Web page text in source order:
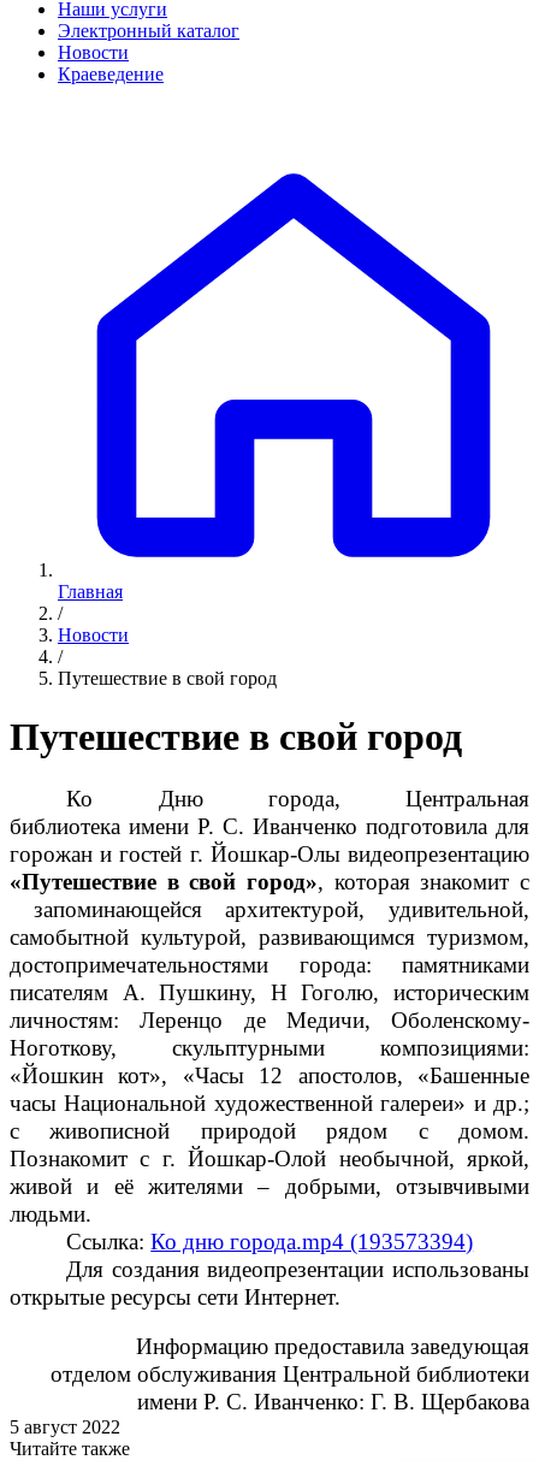
Наши услуги
Электронный каталог
Новости
Краеведение
Главная
/
Новости
/
Путешествие в свой город
Путешествие в свой город
Ко Дню города, Центральная
библиотека имени Р. С. Иванченко подготовила для
горожан и гостей г. Йошкар-Олы видеопрезентацию
«Путешествие в свой город», которая знакомит с
запоминающейся архитектурой, удивительной,
самобытной культурой, развивающимся туризмом,
достопримечательностями города: памятниками
писателям А. Пушкину, Н Гоголю, историческим
личностям: Леренцо де Медичи, Оболенскому-
Ноготкову, скульптурными композициями:
«Йошкин кот», «Часы 12 апостолов, «Башенные
часы Национальной художественной галереи» и др.;
с живописной природой рядом с домом.
Познакомит с г. Йошкар-Олой необычной, яркой,
живой и её жителями– добрыми, отзывчивыми
людьми.
Ссылка:Ко дню города.mp4 (193573394)
Для создания видеопрезентации использованы
открытые ресурсы сети Интернет.
Информацию предоставила заведующая
отделом обслуживания Центральной библиотеки
имени Р. С. Иванченко: Г. В. Щербакова
5 август 2022
Читайте также